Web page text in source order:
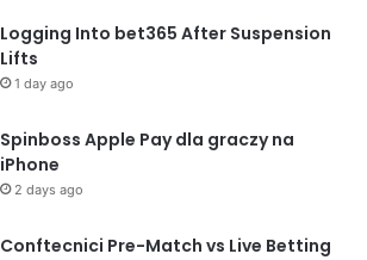
Logging Into bet365 After Suspension
Lifts
1 day ago
Spinboss Apple Pay dla graczy na
iPhone
2 days ago
Conftecnici Pre-Match vs Live Betting